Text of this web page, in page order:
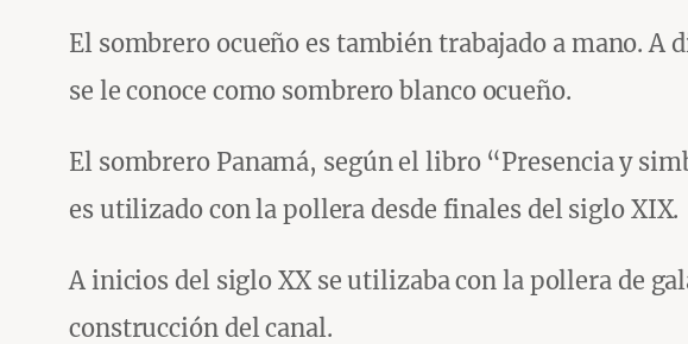
El sombrero ocueño es también trabajado a mano.
se le conoce como sombrero blanco ocueño.
El sombrero Panamá, según el libro “Presencia y
es utilizado con la pollera desde finales del siglo XIX.
A inicios del siglo XX se utilizaba con la pollera de
construcción del canal.